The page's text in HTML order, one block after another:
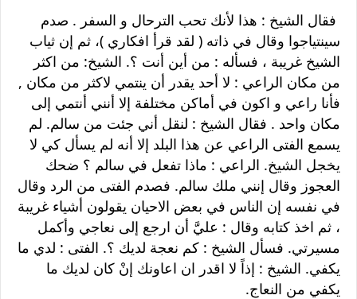
فقال الشيخ : هذا لأنك تحب الترحال و السفر . صدم
سينتياجوا وقال في ذاته ( لقد قرأ افكاري )، ثم إن ثياب
الشيخ غريبة ، فسأله : من أين أنت ؟. الشيخ: من اكثر
من مكان الراعي : لا أحد يقدر أن ينتمي لاكثر من مكان ,
فأنا راعي و اكون في أماكن مختلفة إلا أنني أنتمي إلى
مكان واحد . فقال الشيخ : لنقل أني جئت من سالم. لم
يسمع الفتى الراعي عن هذا البلد إلا أنه لم يسأل كي لا
يخجل الشيخ. الراعي : ماذا تفعل في سالم ؟ ضحك
العجوز وقال إنني ملك سالم. فصدم الفتى من الرد وقال
في نفسه إن الناس في بعض الاحيان يقولون أشياء غريبة
، ثم اخذ كتابه وقال : عليَّ أن ارجع إلى نعاجي وأكمل
مسيرتي. فسأل الشيخ : كم نعجة لديك ؟. الفتى : لدي ما
يكفي. الشيخ : إذاً لا اقدر ان اعاونك إنْ كان لديك ما
يكفي من النعاج.